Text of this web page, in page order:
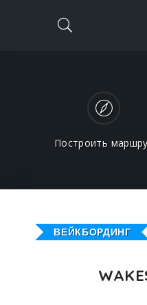
Построить
ВЕЙКБОРДИНГ